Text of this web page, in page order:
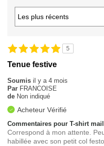
5
Tenue festive
Soumis il y a 4 mois
Par FRANCOISE
de Non indiqué
Acheteur Vérifié
Commentaires pour T-shirt
Correspond à mon attente.
habillée avec son petit col